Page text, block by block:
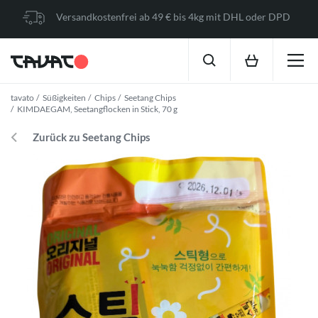
Versandkostenfrei ab 49 € bis 4kg mit DHL oder DPD
tavato Süßigkeiten Chips
Seetang Chips
KIMDAEGAM, Seetangflocken in Stick, 70 g
Zurück zu Seetang Chips